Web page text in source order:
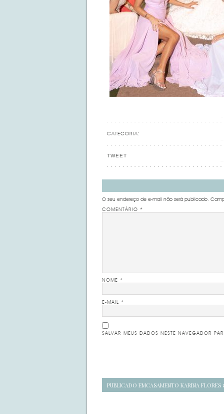
CATEGORIA:
TWEET
O seu endereço de e-mail não será publicado.
COMENTÁRIO *
NOME *
E-MAIL *
SALVAR MEUS DADOS NESTE NAVEGADOR
Navegação
PUBLICADO EMCASAMENTO KARINA FLORES